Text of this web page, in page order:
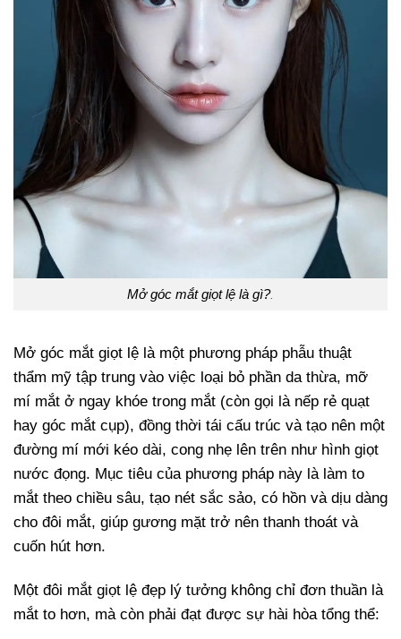
Mở góc mắt giọt lệ là gì?.
Mở góc mắt giọt lệ là một phương pháp phẫu thuật
thẩm mỹ tập trung vào việc loại bỏ phần da thừa, mỡ
mí mắt ở ngay khóe trong mắt (còn gọi là nếp rẻ quạt
hay góc mắt cụp), đồng thời tái cấu trúc và tạo nên một
đường mí mới kéo dài, cong nhẹ lên trên như hình giọt
nước đọng. Mục tiêu của phương pháp này là làm to
mắt theo chiều sâu, tạo nét sắc sảo, có hồn và dịu dàng
cho đôi mắt, giúp gương mặt trở nên thanh thoát và
cuốn hút hơn.
Một đôi mắt giọt lệ đẹp lý tưởng không chỉ đơn thuần là
mắt to hơn, mà còn phải đạt được sự hài hòa tổng thể: